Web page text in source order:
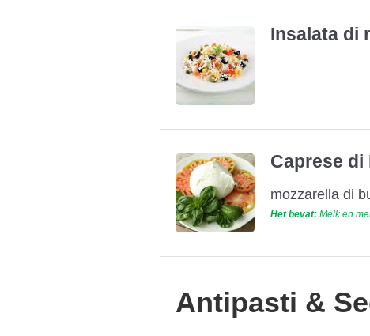
Insalata di
Caprese di
mozzarella di
Het bevat: Melk en
Antipasti &